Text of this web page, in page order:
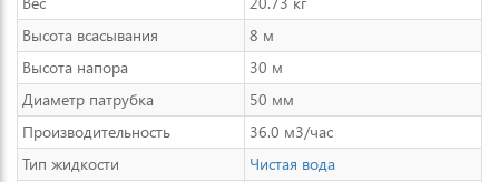
Высота всасывания
8 м
Высота напора
30 м
Диаметр патрубка
50 мм
Производительность
36.0 м3/час
Тип жидкости
Чистая вода